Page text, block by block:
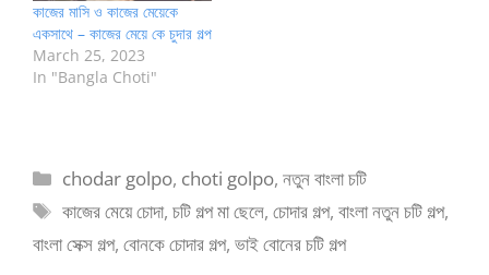
কাজের মাসি ও কাজের মেয়েকে
একসাথে – কাজের মেয়ে কে চুদার গল্প
March 25, 2023
In "Bangla Choti"
Categories
chodar golpo, choti golpo,নতুন বাংলা চটি
Tags
কাজের মেয়ে চোদা,চটি গল্প মা ছেলে,চোদার গল্প,বাংলা নতুন চটি গল্প,
বাংলা সেক্স গল্প, বোনকে চোদার গল্প, ভাই বোনের চটি গল্প